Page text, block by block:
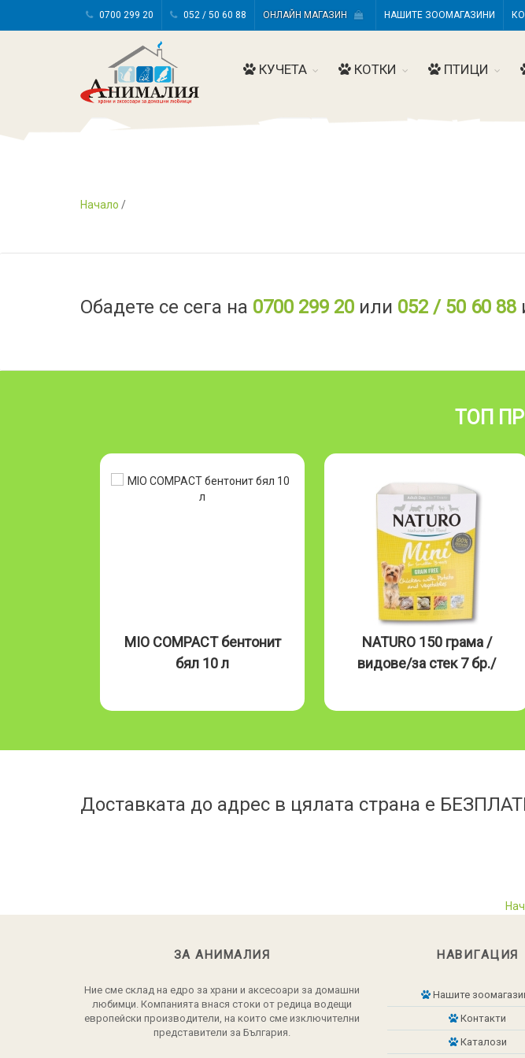
0700 299 20 052 / 50 60 88 ОНЛАЙН МАГАЗИН НАШИТЕ ЗООМАГАЗИНИ
КУЧЕТА КОТКИ ПТИЦИ
Начало /
Обадете се сега на 0700 299 20или 052 / 50 60 88
ТОП
MIO COMPACT бентонит
бял 10 л
NATURO 150 грама /
видове/за стек 7 бр./
Доставката до адрес в цялата страна е
ЗА АНИМАЛИЯ
Ние сме склад на едро за храни и аксесоари за домашни
любимци. Компанията внася стоки от редица водещи
европейски производители, на които сме изключителни
представители за България.
НАВИГАЦИЯ
Нашите
Контакти
Каталози